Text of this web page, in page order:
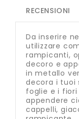
RECENSIONI
Da inserire
utilizzare
rampicanti,
decoro e
in metallo
decora i tuoi
foglie e i
appendere
cappelli,